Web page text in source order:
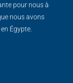
pour nous à
nous avons
Égypte.